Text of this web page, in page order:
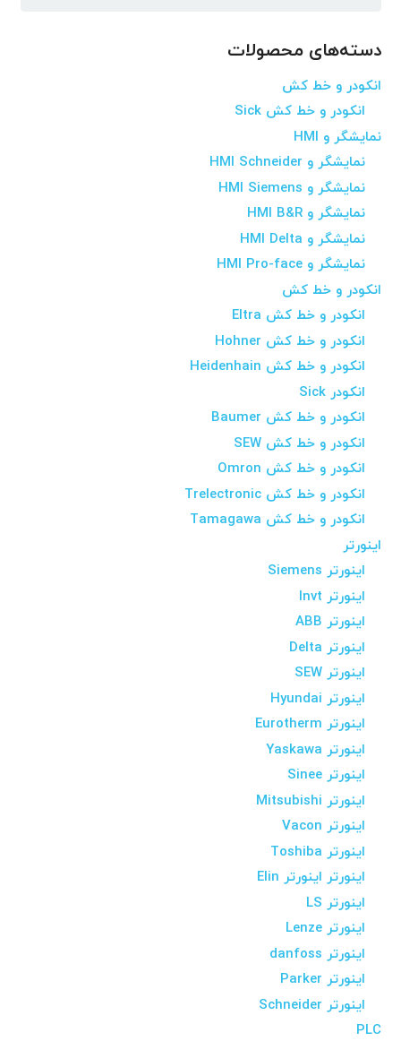
دسته‌های محصولات
انکودر و خط کش
انکودر و خط کش Sick
نمایشگر و HMI
نمایشگر و HMI Schneider
نمایشگر و HMI Siemens
نمایشگر و HMI B&R
نمایشگر و HMI Delta
نمایشگر و HMI Pro-face
انکودر و خط کش
انکودر و خط کش Eltra
انکودر و خط کش Hohner
انکودر و خط کش Heidenhain
انکودر Sick
انکودر و خط کش Baumer
انکودر و خط کش SEW
انکودر و خط کش Omron
انکودر و خط کش Trelectronic
انکودر و خط کش Tamagawa
اینورتر
اینورتر Siemens
اینورتر Invt
اینورتر ABB
اینورتر Delta
اینورتر SEW
اینورتر Hyundai
اینورتر Eurotherm
اینورتر Yaskawa
اینورتر Sinee
اینورتر Mitsubishi
اینورتر Vacon
اینورتر Toshiba
اینورتر اینورتر Elin
اینورتر LS
اینورتر Lenze
اینورتر danfoss
اینورتر Parker
اینورتر Schneider
PLC